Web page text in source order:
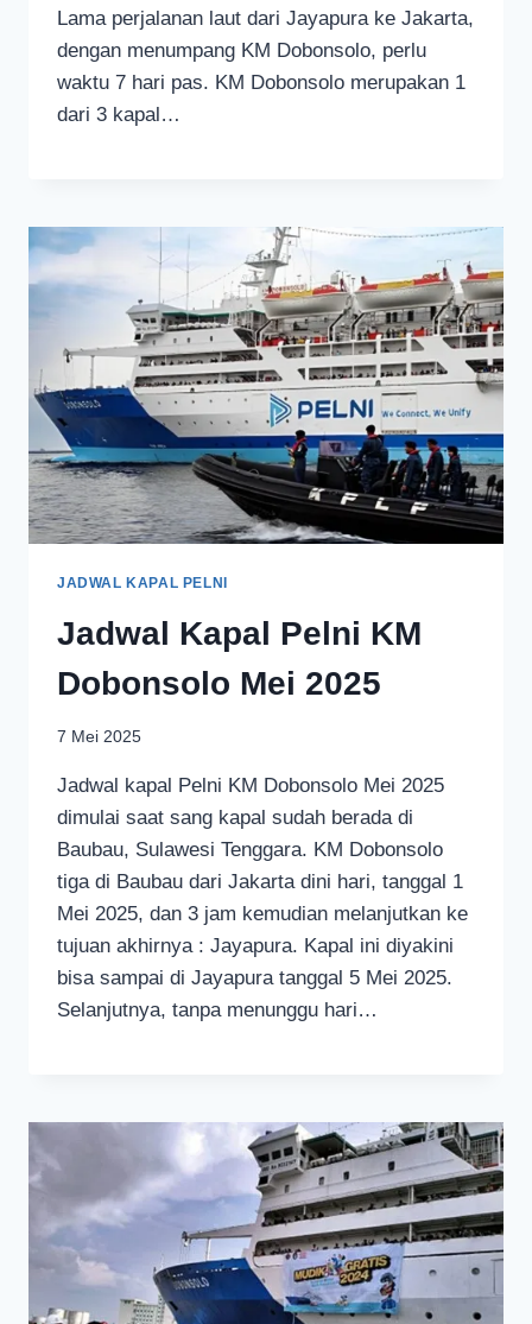
Lama perjalanan laut dari Jayapura ke Jakarta,
dengan menumpang KM Dobonsolo, perlu
waktu 7 hari pas. KM Dobonsolo merupakan 1
dari 3 kapal…
JADWAL KAPAL PELNI
Jadwal Kapal Pelni KM
Dobonsolo Mei 2025
7 Mei 2025
Jadwal kapal Pelni KM Dobonsolo Mei 2025
dimulai saat sang kapal sudah berada di
Baubau, Sulawesi Tenggara. KM Dobonsolo
tiga di Baubau dari Jakarta dini hari, tanggal 1
Mei 2025, dan 3 jam kemudian melanjutkan ke
tujuan akhirnya : Jayapura. Kapal ini diyakini
bisa sampai di Jayapura tanggal 5 Mei 2025.
Selanjutnya, tanpa menunggu hari…